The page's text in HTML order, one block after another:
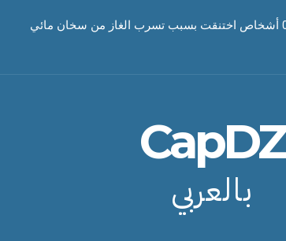
CapDZ
بالعربي